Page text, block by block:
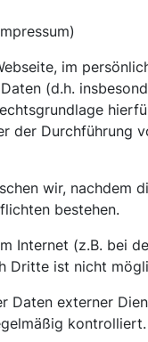
im
(d.h.
der
wir,
bestehen.
Internet (z.B. bei
Dritte ist nicht
Daten externer
kontrolliert.